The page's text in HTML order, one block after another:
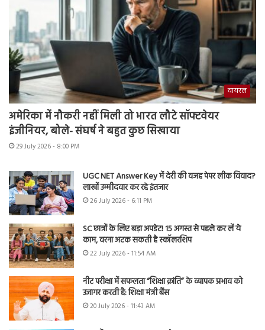
वायरल
अमेरिका में नौकरी नहीं मिली तो भारत लौटे सॉफ्टवेयर
इंजीनियर, बोले- संघर्ष ने बहुत कुछ सिखाया
29 July 2026 - 8:00 PM
UGC NET Answer Key में देरी की वजह पेपर लीक विवाद?
लाखों उम्मीदवार कर रहे इंतजार
26 July 2026 - 6:11 PM
SC छात्रों के लिए बड़ा अपडेट! 15 अगस्त से पहले कर लें ये
काम, वरना अटक सकती है स्कॉलरशिप
22 July 2026 - 11:54 AM
नीट परीक्षा में सफलता “शिक्षा क्रांति” के व्यापक प्रभाव को
उजागर करती है: शिक्षा मंत्री बैंस
20 July 2026 - 11:43 AM